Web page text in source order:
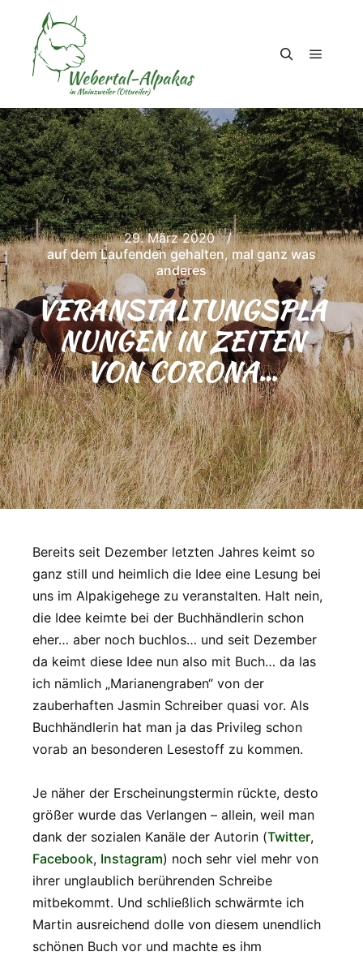
29. März 2020
auf dem Laufenden gehalten,mal ganz was
anderes
VERANSTALTUNGSPLA
NUNGEN IN ZEITEN
VON CORONA…
Bereits seit Dezember letzten Jahres keimt so
ganz still und heimlich die Idee eine Lesung bei
uns im Alpakigehege zu veranstalten. Halt nein,
die Idee keimte bei der Buchhändlerin schon
eher… aber noch buchlos… und seit Dezember
da keimt diese Idee nun also mit Buch… da las
ich nämlich „Marianengraben“ von der
zauberhaften Jasmin Schreiber quasi vor. Als
Buchhändlerin hat man ja das Privileg schon
vorab an besonderen Lesestoff zu kommen.
Je näher der Erscheinungstermin rückte, desto
größer wurde das Verlangen – allein, weil man
dank der sozialen Kanäle der Autorin (Twitter,
Facebook, Instagram) noch sehr viel mehr von
ihrer unglaublich berührenden Schreibe
mitbekommt. Und schließlich schwärmte ich
Martin ausreichend dolle von diesem unendlich
schönen Buch vor und machte es ihm